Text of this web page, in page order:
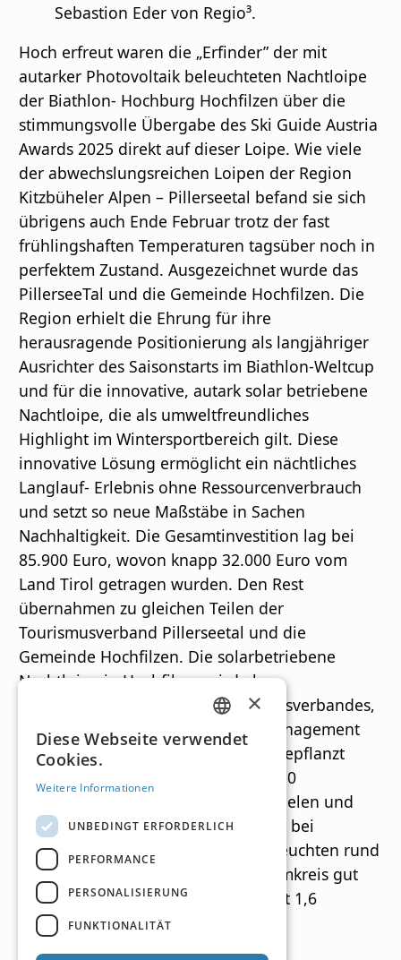
Sebastion Eder von Regio³.
Hoch erfreut waren die „Erfinder” der mit
autarker Photovoltaik beleuchteten Nachtloipe
der Biathlon- Hochburg Hochfilzen über die
stimmungsvolle Übergabe des Ski Guide Austria
Awards 2025 direkt auf dieser Loipe. Wie viele
der abwechslungsreichen Loipen der Region
Kitzbüheler Alpen – Pillerseetal befand sie sich
übrigens auch Ende Februar trotz der fast
frühlingshaften Temperaturen tagsüber noch in
perfektem Zustand. Ausgezeichnet wurde das
PillerseeTal und die Gemeinde Hochfilzen. Die
Region erhielt die Ehrung für ihre
herausragende Positionierung als langjähriger
Ausrichter des Saisonstarts im Biathlon-Weltcup
und für die innovative, autark solar betriebene
Nachtloipe, die als umweltfreundliches
Highlight im Wintersportbereich gilt. Diese
innovative Lösung ermöglicht ein nächtliches
Langlauf- Erlebnis ohne Ressourcenverbrauch
und setzt so neue Maßstäbe in Sachen
Nachhaltigkeit. Die Gesamtinvestition lag bei
85.900 Euro, wovon knapp 32.000 Euro vom
Land Tirol getragen wurden. Den Rest
übernahmen zu gleichen Teilen der
Tourismusverband Pillerseetal und die
Gemeinde Hochfilzen. Die solarbetriebene
Nachtloipe in Hochfilzen wird als
Gemeinschaftsprojekt des Tourismusverbandes,
der Gemeinde und des Regionalmanagement
regio³ in Hochfilzen betrieben. Eingepflanzt
wurden ins Loipenrund insgesamt 50
Leuchtkörper mit Photovoltaik-Paneelen und
LED-Solarleuchten. Sie schalten sich bei
Dämmerung automatisch ein und leuchten rund
vier Stunden jeweils 20 Meter im Umkreis gut
aus. Insgesamt werden auf diese Art 1,6
Kilometer Strecke beleuchtet.
GERMAN
×
Diese Webseite verwendet
Cookies.
Weitere Informationen
UNBEDINGT ERFORDERLICH
PERFORMANCE
PERSONALISIERUNG
FUNKTIONALITÄT